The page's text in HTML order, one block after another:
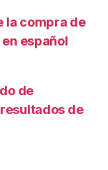
la compra de
español
de
de